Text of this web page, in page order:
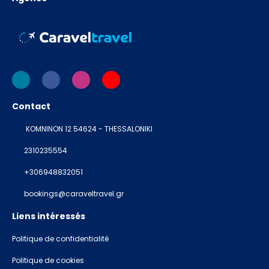
Contact
KOMNINON 12 54624 - THESSALONIKI
2310235554
+306948832051
bookings@caraveltravel.gr
Liens intéressés
Politique de confidentialité
Politique de cookies